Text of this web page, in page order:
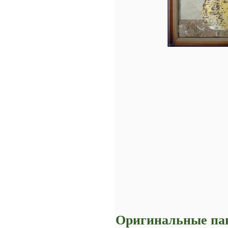
Оригинальные